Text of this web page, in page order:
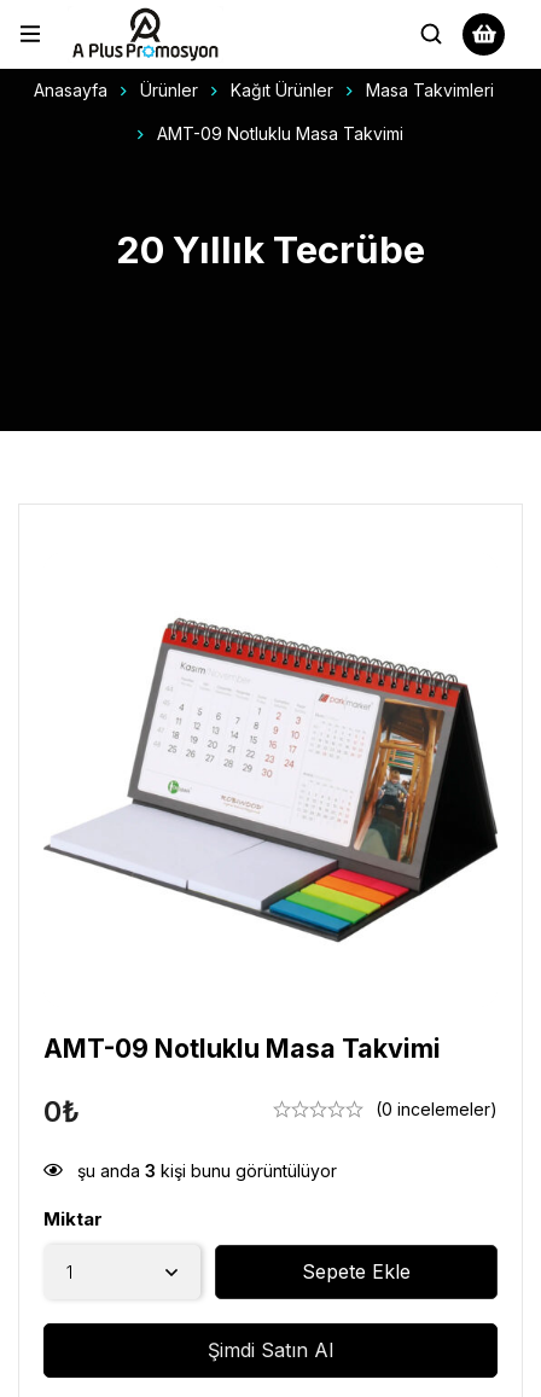
Anasayfa Ürünler Kağıt Ürünler Masa Takvimleri
AMT-09 Notluklu Masa Takvimi
20 Yıllık Tecrübe
AMT-09 Notluklu Masa Takvimi
0₺ (0 incelemeler)
şu anda 3 kişi bunu görüntülüyor
Miktar
Sepete Ekle
Şimdi Satın Al